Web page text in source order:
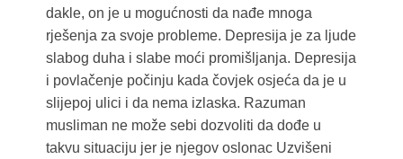
dakle, on je u mogućnosti da nađe mnoga
rješenja za svoje probleme. Depresija je za ljude
slabog duha i slabe moći promišljanja. Depresija
i povlačenje počinju kada čovjek osjeća da je u
slijepoj ulici i da nema izlaska. Razuman
musliman ne može sebi dozvoliti da dođe u
takvu situaciju jer je njegov oslonac Uzvišeni